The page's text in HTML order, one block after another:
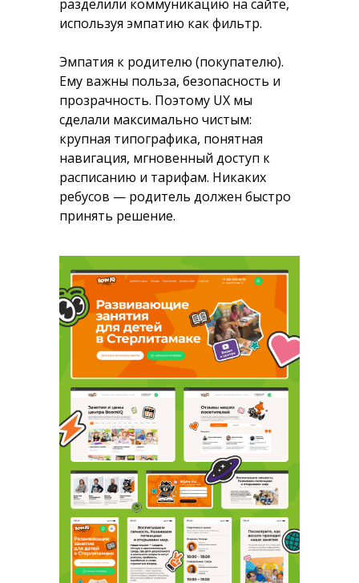
разделили коммуникацию на сайте,
используя эмпатию как фильтр.
Эмпатия к родителю (покупателю).
Ему важны польза, безопасность и
прозрачность. Поэтому UX мы
сделали максимально чистым:
крупная типографика, понятная
навигация, мгновенный доступ к
расписанию и тарифам. Никаких
ребусов — родитель должен быстро
принять решение.